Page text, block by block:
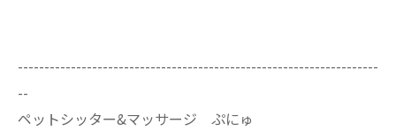
--------------------------------------------------------------------
--
ペットシッター&マッサージ ぷにゅ